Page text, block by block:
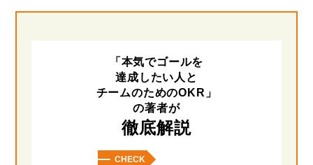
「本気でゴールを
達成したい人と
チームのためのOKR」
の著者が
徹底解説
CHECK